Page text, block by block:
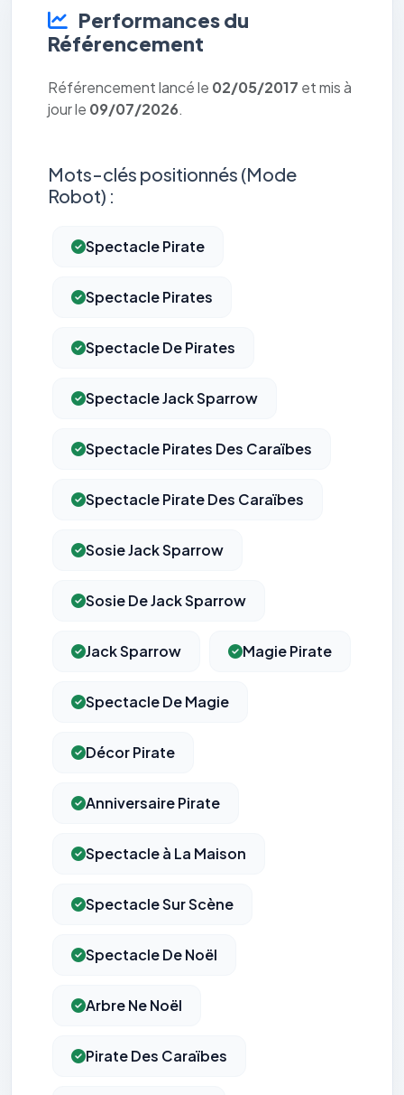
Performances du
Référencement
Référencement lancé le 02/05/2017 et mis à
jour le 09/07/2026.
Mots-clés positionnés (Mode
Robot) :
Spectacle Pirate
Spectacle Pirates
Spectacle De Pirates
Spectacle Jack Sparrow
Spectacle Pirates Des Caraïbes
Spectacle Pirate Des Caraïbes
Sosie Jack Sparrow
Sosie De Jack Sparrow
Jack Sparrow Magie Pirate
Spectacle De Magie
Décor Pirate
Anniversaire Pirate
Spectacle à La Maison
Spectacle Sur Scène
Spectacle De Noël
Arbre Ne Noël
Pirate Des Caraïbes